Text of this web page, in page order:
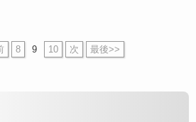
8 9 10 次 最後>>